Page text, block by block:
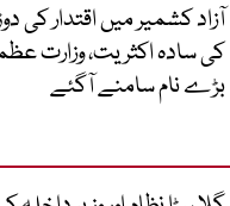
آزاد کشمیر میں اقتدار کی
کی سادہ اکثریت، وزارت
بڑے نام سامنے آگئے